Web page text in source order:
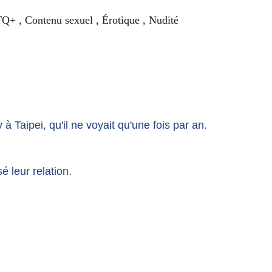
, Contenu sexuel , Érotique , Nudité
Taipei, qu'il ne voyait qu'une fois par an.
leur relation.